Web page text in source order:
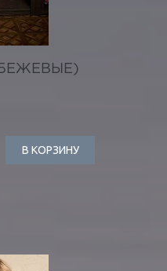
В КОРЗИНУ